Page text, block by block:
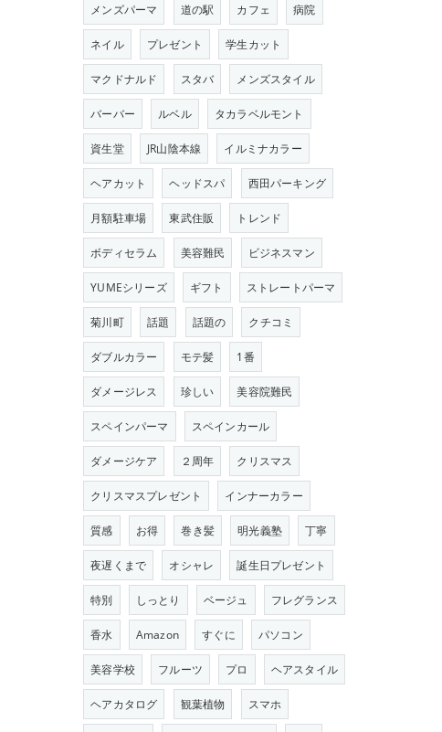
メンズパーマ 道の駅 カフェ 病院
ネイル プレゼント 学生カット
マクドナルド スタバ メンズスタイル
バーバー ルベル タカラベルモント
資生堂 JR山陰本線 イルミナカラー
ヘアカット ヘッドスパ 西田パーキング
月額駐車場 東武住販 トレンド
ボディセラム 美容難民 ビジネスマン
YUMEシリーズ ギフト ストレートパーマ
菊川町 話題 話題の クチコミ
ダブルカラー モテ髪 1番
ダメージレス 珍しい 美容院難民
スペインパーマ スペインカール
ダメージケア ２周年 クリスマス
クリスマスプレゼント インナーカラー
質感 お得 巻き髪 明光義塾 丁寧
夜遅くまで オシャレ 誕生日プレゼント
特別 しっとり ベージュ フレグランス
香水 Amazon すぐに パソコン
美容学校 フルーツ プロ ヘアスタイル
ヘアカタログ 観葉植物 スマホ